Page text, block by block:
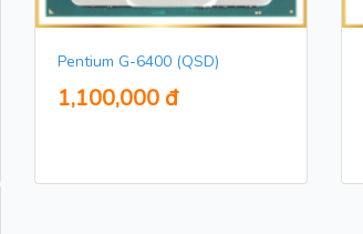
Pentium G-6400 (QSD)
1,100,000 đ